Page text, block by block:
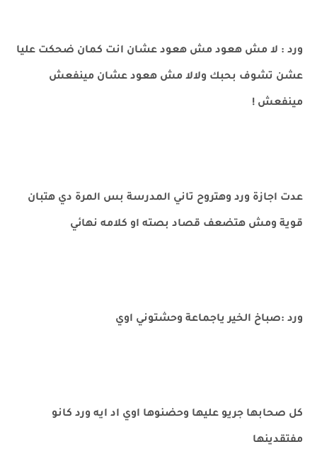
ورد : لا مش هعود مش هعود عشان انت كمان ضحكت عليا
عشن تشوف بحبك ولالا مش هعود عشان مينفعش
مينفعش !
عدت اجازة ورد وهتروح تاني المدرسة بس المرة دي هتبان
قوية ومش هتضعف قصاد بصته او كلامه نهائي
ورد :صباخ الخير ياجماعة وحشتوني اوي
كل صحابها جريو عليها وحضنوها اوي اد ايه ورد كانو
مفتقدينها